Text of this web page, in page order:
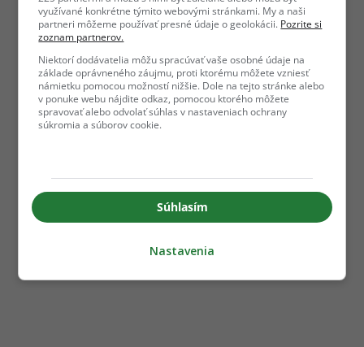
využívané konkrétne týmito webovými stránkami. My a naši
partneri môžeme používať presné údaje o geolokácii. Pozrite si
zoznam partnerov.
Niektorí dodávatelia môžu spracúvať vaše osobné údaje na
základe oprávneného záujmu, proti ktorému môžete vzniesť
námietku pomocou možností nižšie. Dole na tejto stránke alebo
v ponuke webu nájdite odkaz, pomocou ktorého môžete
spravovať alebo odvolať súhlas v nastaveniach ochrany
súkromia a súborov cookie.
Súhlasím
Nastavenia